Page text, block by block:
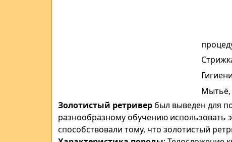
Мытьё,
Золотистый ретривер был выведен для
разнообразному обучению использовать
способствовали тому, что золотистый